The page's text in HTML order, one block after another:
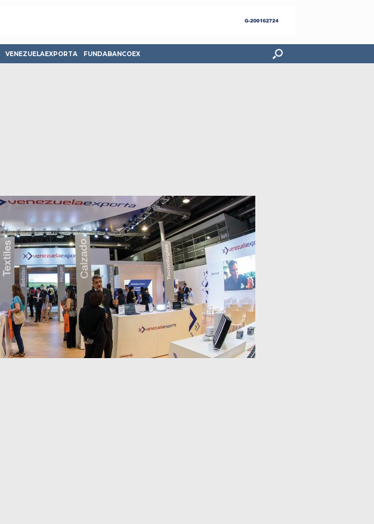
VENEZUELAEXPORTA FUNDABANCOEX